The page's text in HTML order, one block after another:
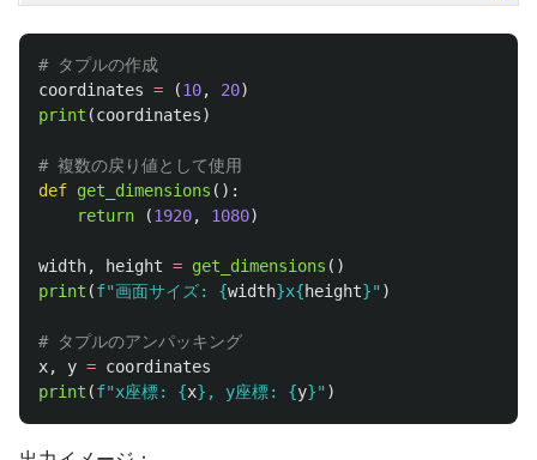
coordinates = (10, 20)
print (coordinates)
def get_dimensions ():
return
(1920, 1080)
width, height = get_dimensions ()
print (f"画面サイズ: {width}x{height}" )
x, y = coordinates
print (f"x座標: {x} , y座標: {y}" )